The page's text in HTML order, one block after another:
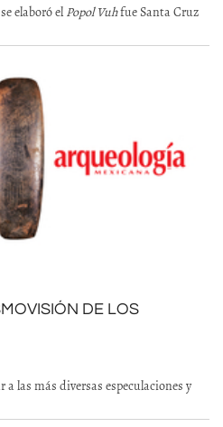
elaboró el Popol Vuhfue Santa Cruz
DE LOS
las más diversas especulaciones y